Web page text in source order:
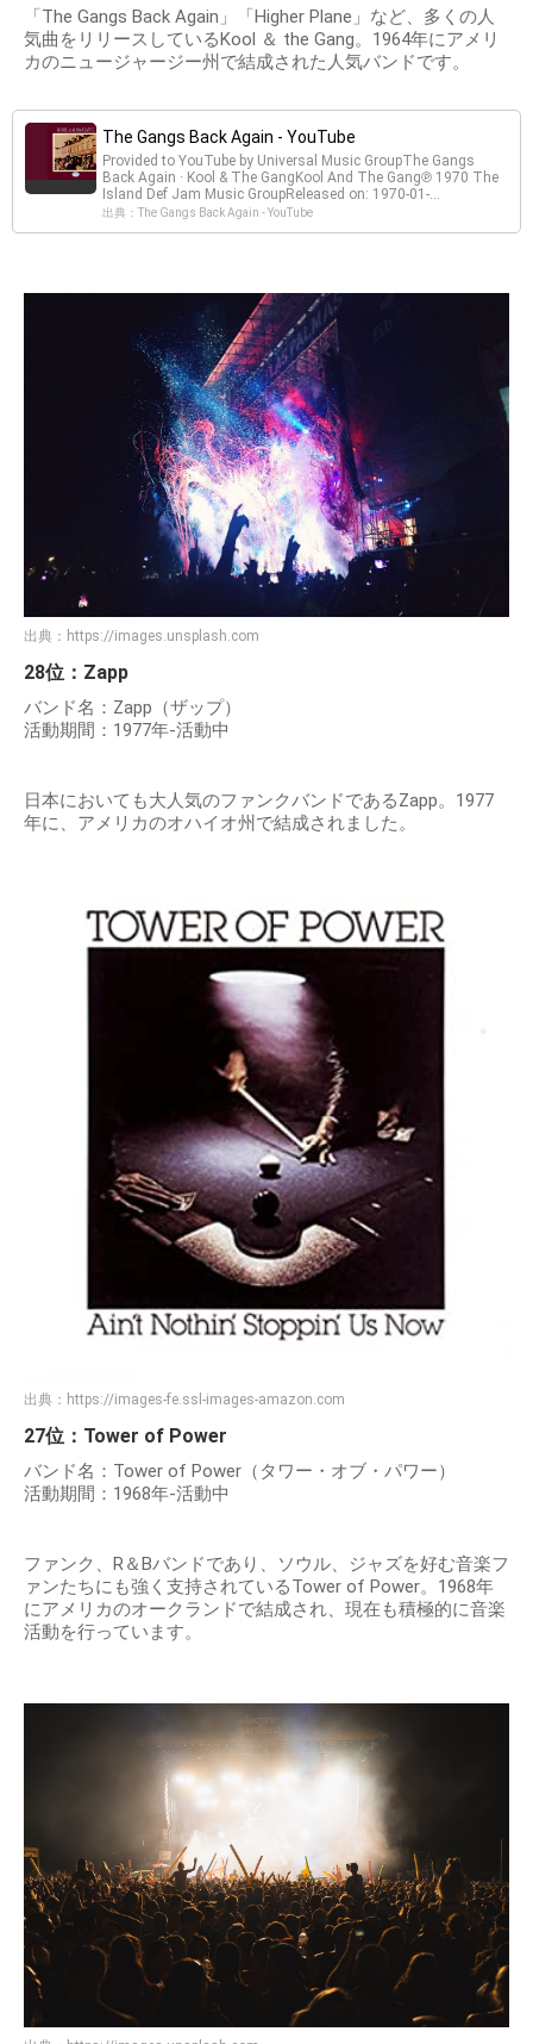
「The Gangs Back Again」「Higher Plane」など、多くの人
気曲をリリースしているKool ＆ the Gang。1964年にアメリ
カのニュージャージー州で結成された人気バンドです。
The Gangs Back Again - YouTube
Provided to YouTube by Universal Music GroupThe Gangs
Back Again · Kool & The GangKool And The Gang℗ 1970 The
Island Def Jam Music GroupReleased on: 1970-01-...
出典：The Gangs Back Again - YouTube
出典： https://images.unsplash.com
28位：Zapp
バンド名：Zapp（ザップ）
活動期間：1977年-活動中
日本においても大人気のファンクバンドであるZapp。1977
年に、アメリカのオハイオ州で結成されました。
出典： https://images-fe.ssl-images-amazon.com
27位：Tower of Power
バンド名：Tower of Power（タワー・オブ・パワー）
活動期間：1968年-活動中
ファンク、R＆Bバンドであり、ソウル、ジャズを好む音楽フ
ァンたちにも強く支持されているTower of Power。1968年
にアメリカのオークランドで結成され、現在も積極的に音楽
活動を行っています。